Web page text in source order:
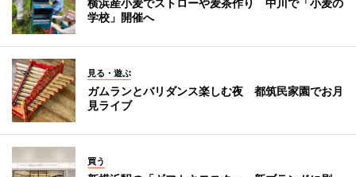
横浜産小麦でストローや麦茶作り 中川で「小麦の
学校」開催へ
見る・遊ぶ
ガムランとバリダンス楽しむ夜 都筑民家園でお月
見ライブ
買う